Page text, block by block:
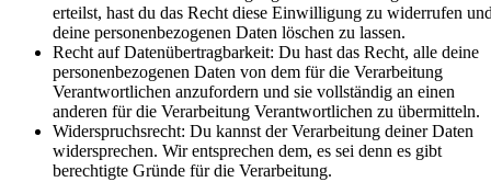
erteilst, hast du das Recht diese Einwilligung zu widerrufen
deine personenbezogenen Daten löschen zu lassen.
Recht auf Datenübertragbarkeit: Du hast das Recht, alle deine
personenbezogenen Daten von dem für die Verarbeitung
Verantwortlichen anzufordern und sie vollständig an einen
anderen für die Verarbeitung Verantwortlichen zu übermitteln.
Widerspruchsrecht: Du kannst der Verarbeitung deiner Daten
widersprechen. Wir entsprechen dem, es sei denn es gibt
berechtigte Gründe für die Verarbeitung.